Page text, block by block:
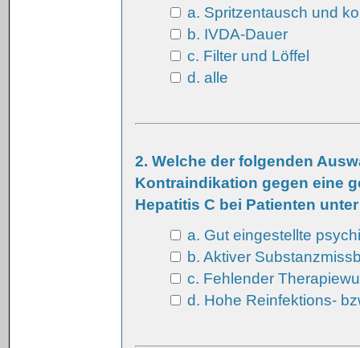
a. Spritzentausch und
b. IVDA-Dauer
c. Filter und Löffel
d. alle
2. Welche der folgenden
Kontraindikation gegen eine
Hepatitis C bei Patienten
a. Gut eingestellte
b. Aktiver
c. Fehlender
d. Hohe Reinfektions-